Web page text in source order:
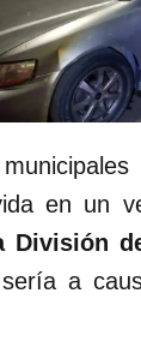
en un
División
a